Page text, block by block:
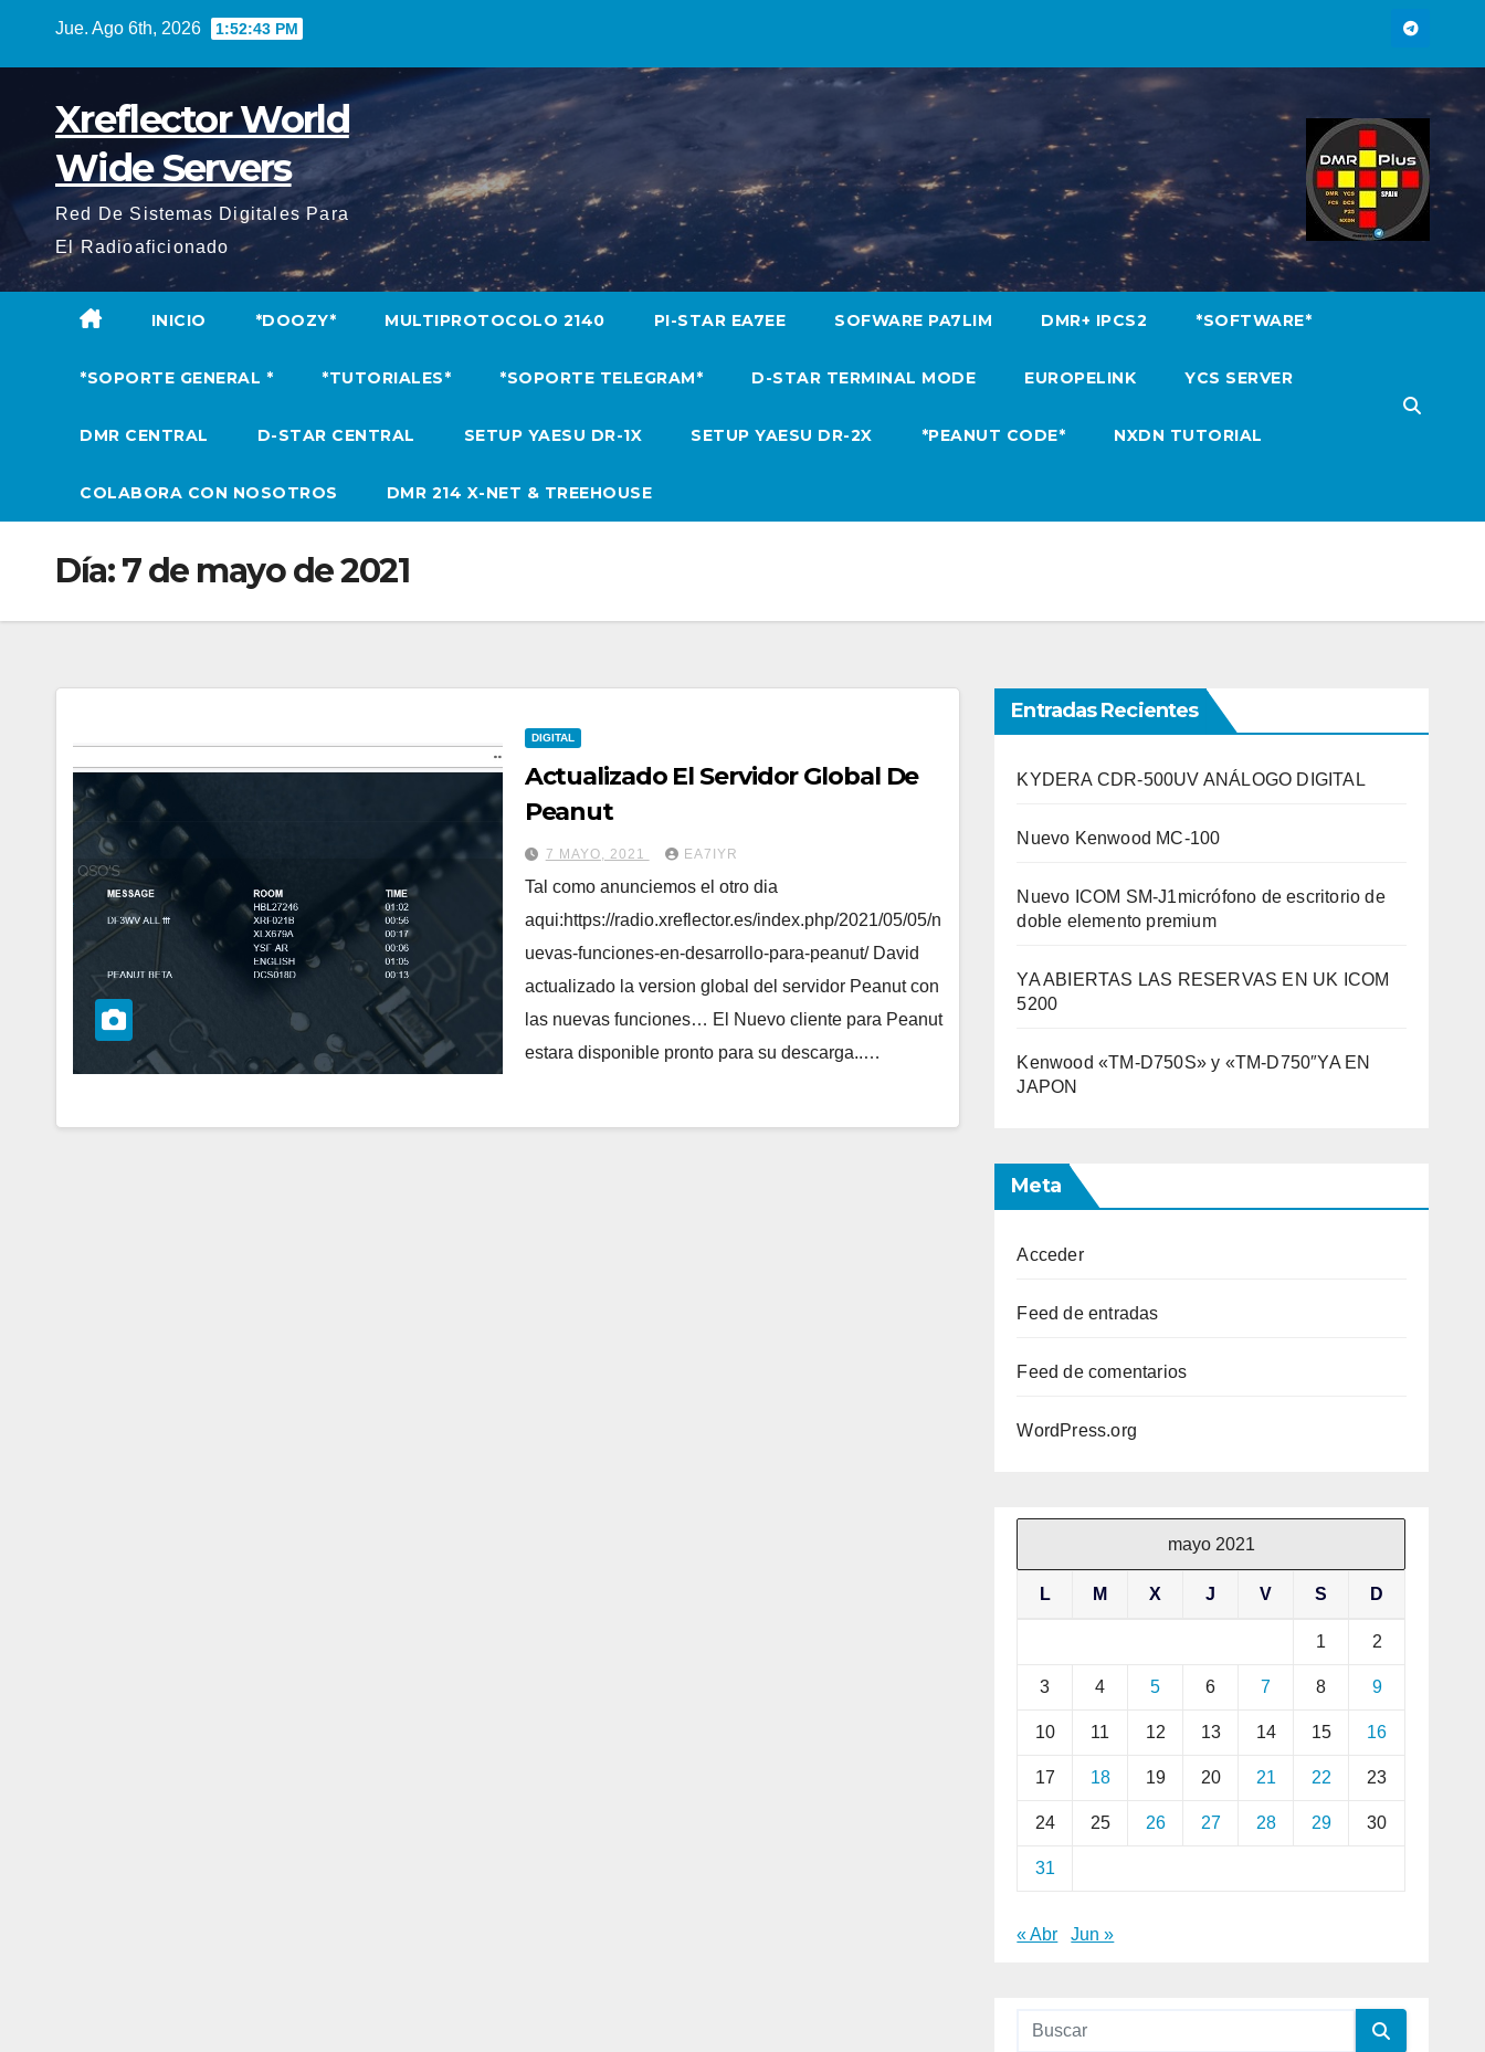
Jue. Ago 6th, 2026 1:52:44 PM
Xreflector World
Wide Servers
Red De Sistemas Digitales Para
El Radioaficionado
INICIO *DOOZY* MULTIPROTOCOLO 2140 PI-STAR EA7EE SOFWARE PA7LIM DMR+ IPCS2 *SOFTWARE*
*SOPORTE GENERAL * *TUTORIALES* *SOPORTE TELEGRAM* D-STAR TERMINAL MODE EUROPELINK YCS SERVER
DMR CENTRAL D-STAR CENTRAL SETUP YAESU DR-1X SETUP YAESU DR-2X *PEANUT CODE* NXDN TUTORIAL
COLABORA CON NOSOTROS DMR 214 X-NET & TREEHOUSE
Día:7 de mayo de 2021
DIGITAL
Actualizado El Servidor Global De
Peanut
7 MAYO, 2021 EA7IYR
Tal como anunciemos el otro dia
aqui:https://radio.xreflector.es/index.php/2021/05/05/n
uevas-funciones-en-desarrollo-para-peanut/ David
actualizado la version global del servidor Peanut con
las nuevas funciones… El Nuevo cliente para Peanut
estara disponible pronto para su descarga..…
Entradas Recientes
KYDERA CDR-500UV ANÁLOGO DIGITAL
Nuevo Kenwood MC-100
Nuevo ICOM SM-J1micrófono de escritorio de
doble elemento premium
YA ABIERTAS LAS RESERVAS EN UK ICOM
5200
Kenwood «TM-D750S» y «TM-D750″YA EN
JAPON
Meta
Acceder
Feed de entradas
Feed de comentarios
WordPress.org
mayo 2021
L M X J V S D
1 2
3 4 5 6 7 8 9
10 11 12 13 14 15 16
17 18 19 20 21 22 23
24 25 26 27 28 29 30
31
« Abr Jun »